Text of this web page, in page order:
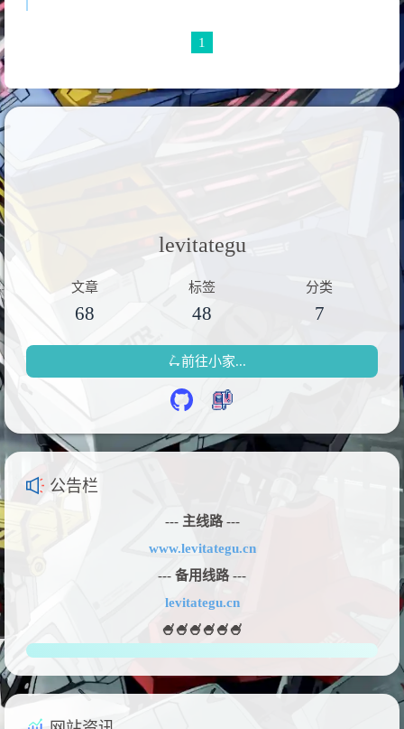
1
levitategu
文章
68
标签
48
分类
7
🛴前往小家...
公告栏
--- 主线路 ---
www.levitategu.cn
--- 备用线路 ---
levitategu.cn
🍧🍧🍧🍧🍧🍧